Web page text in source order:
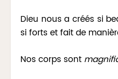
Dieu nous a créés si
si forts et fait de
Nos corps sont